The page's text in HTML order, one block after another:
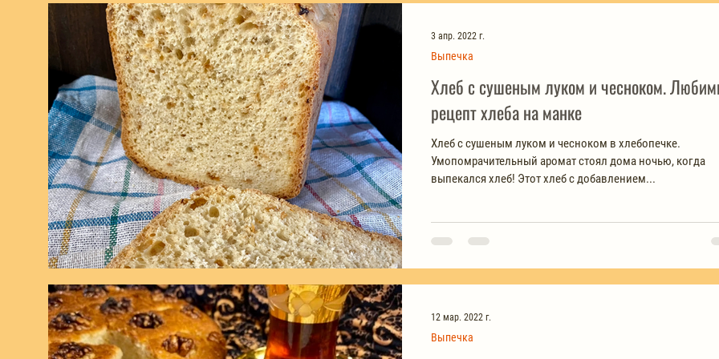
Хлеб с сушеным луком и чесноком.
рецепт хлеба на манке
Хлеб с сушеным луком и чесноком в хлебопечке.
Умопомрачительный аромат стоял дома ночью, когда
выпекался хлеб! Этот хлеб с добавлением...
Выпечка
3 апр. 2022 г.
Выпечка
12 мар. 2022 г.